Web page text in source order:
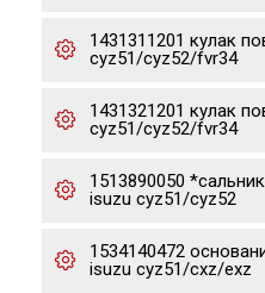
1431311201 кулак
cyz51/cyz52/fvr34
1431321201 кулак
cyz51/cyz52/fvr34
1513890050
isuzu cyz51/cyz52
1534140472
isuzu cyz51/cxz/exz